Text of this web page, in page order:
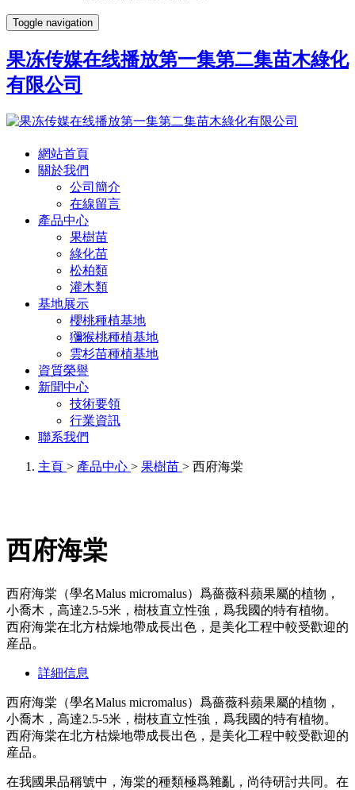
Toggle navigation
果冻传媒在线播放第一集第二集苗木綠化
有限公司
網站首頁
關於我們
公司簡介
在線留言
產品中心
果樹苗
綠化苗
松柏類
灌木類
基地展示
櫻桃種植基地
獼猴桃種植基地
雲杉苗種植基地
資質榮譽
新聞中心
技術要領
行業資訊
聯系我們
主頁 > 產品中心 > 果樹苗 > 西府海棠
西府海棠
西府海棠（學名Malus micromalus）爲薔薇科蘋果屬的植物，
小喬木，高達2.5-5米，樹枝直立性強，爲我國的特有植物。
西府海棠在北方枯燥地帶成長出色，是美化工程中較受歡迎的
産品。
詳細信息
西府海棠（學名Malus micromalus）爲薔薇科蘋果屬的植物，
小喬木，高達2.5-5米，樹枝直立性強，爲我國的特有植物。
西府海棠在北方枯燥地帶成長出色，是美化工程中較受歡迎的
産品。
在我國果品稱號中，海棠的種類極爲雜亂，尚待研討共同。在